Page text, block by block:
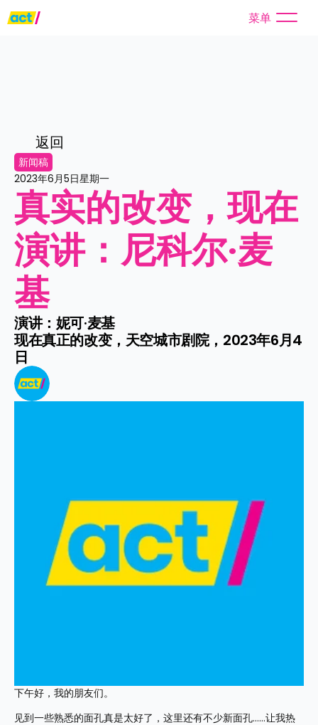
菜单
返回
新闻稿
2023年6月5日星期一
真实的改变，现在
演讲：尼科尔·麦
基
演讲：妮可·麦基
现在真正的改变，天空城市剧院，2023年6月4
日
下午好，我的朋友们。
见到一些熟悉的面孔真是太好了，这里还有不少新面孔……让我热